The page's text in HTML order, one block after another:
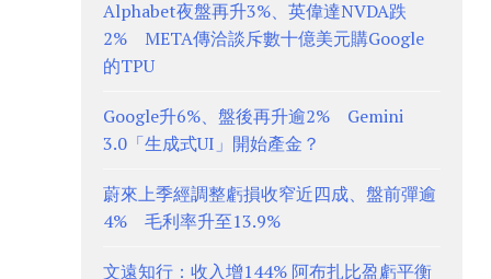
Alphabet夜盤再升3%、英偉達NVDA跌
2% META傳洽談斥數十億美元購Google
的TPU
Google升6%、盤後再升逾2% Gemini
3.0「生成式UI」開始產金？
蔚來上季經調整虧損收窄近四成、盤前彈逾
4% 毛利率升至13.9%
文遠知行：收入增144% 阿布扎比盈虧平衡